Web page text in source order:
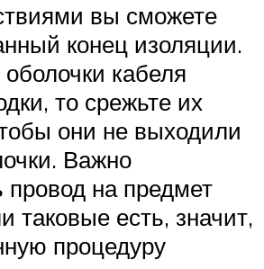
вы сможете
конец изоляции.
кабеля
то срежьте их
они не выходили
Важно
провод на предмет
таковые есть, значит,
процедуру